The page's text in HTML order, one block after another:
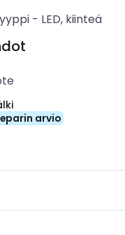
- LED, kiinteä
arvio